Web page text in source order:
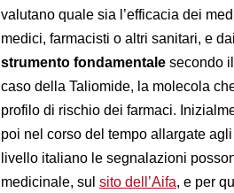
valutano quale sia l’efficacia dei
medici, farmacisti o altri sanitari, e
strumento fondamentale secondo
caso della Taliomide, la molecola
profilo di rischio dei farmaci.
poi nel corso del tempo allargate
livello italiano le segnalazioni
medicinale, sul sito dell’Aifa, e per